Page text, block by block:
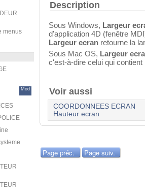
menus
Mod
Description
Sous Windows, Largeur
d'application 4D (fenêtre
Largeur ecran retourne la
Sous Mac OS, Largeur
c'est-à-dire celui qui
Voir aussi
COORDONNEES ECRAN
Hauteur ecran
Page préc. Page suiv.